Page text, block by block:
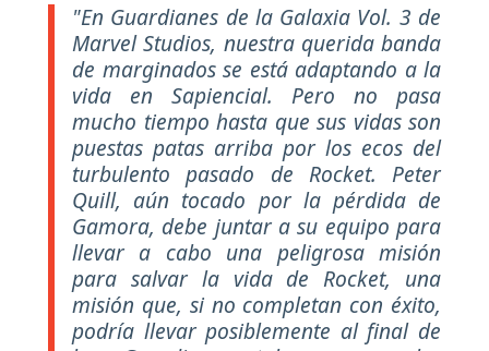
"En Guardianes de la Galaxia Vol. 3 de
Marvel Studios, nuestra querida banda
de marginados se está adaptando a la
vida en Sapiencial. Pero no pasa
mucho tiempo hasta que sus vidas son
puestas patas arriba por los ecos del
turbulento pasado de Rocket. Peter
Quill, aún tocado por la pérdida de
Gamora, debe juntar a su equipo para
llevar a cabo una peligrosa misión
para salvar la vida de Rocket, una
misión que, si no completan con éxito,
podría llevar posiblemente al final de